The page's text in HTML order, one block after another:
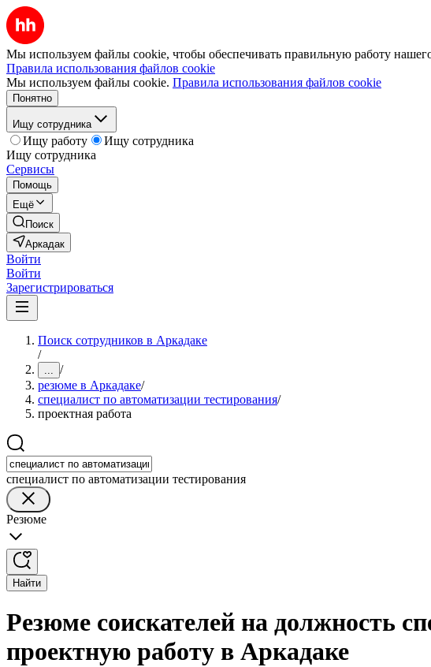
Мы используем файлы cookie, чтобы обеспечивать правильную работу
Правила использования файлов cookie
Мы используем файлы cookie. Правила использования файлов cookie
Понятно
Ищу сотрудника
Ищу работу
Ищу сотрудника
Ищу сотрудника
Сервисы
Помощь
Ещё
Поиск
Аркадак
Войти
Войти
Зарегистрироваться
Поиск сотрудников в Аркадаке
/
... /
резюме в Аркадаке/
специалист по автоматизации тестирования/
проектная работа
специалист по автоматизации тестирования
Резюме
Найти
Резюме соискателей на должность
проектную работу в Аркадаке